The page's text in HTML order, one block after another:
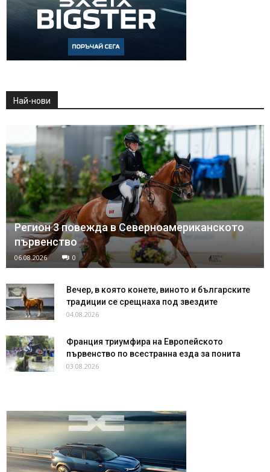
Най-нови
Регион 3 повежда в Северноамериканското
първенство
06.08.2026 0
Вечер, в която конете, виното и българските
традиции се срещнаха под звездите
04.08.2026
Франция триумфира на Европейското
първенство по всестранна езда за понита
03.08.2026